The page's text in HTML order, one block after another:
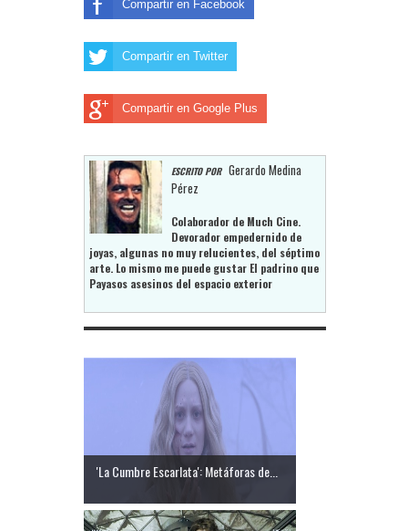
Compartir en Facebook
Compartir en Twitter
Compartir en Google Plus
ESCRITO POR Gerardo Medina
Pérez
Colaborador de Much Cine.
Devorador empedernido de
joyas, algunas no muy relucientes, del séptimo
arte. Lo mismo me puede gustar El padrino que
Payasos asesinos del espacio exterior
'La Cumbre Escarlata': Metáforas de...